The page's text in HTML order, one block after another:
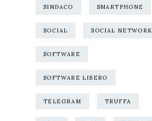
SINDACO SMARTPHONE
SOCIAL SOCIAL NETWORK
SOFTWARE
SOFTWARE LIBERO
TELEGRAM TRUFFA